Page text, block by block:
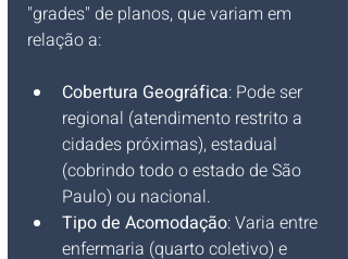
"grades" de planos, que variam em
relação a:
Cobertura Geográfica: Pode ser
regional (atendimento restrito a
cidades próximas), estadual
(cobrindo todo o estado de São
Paulo) ou nacional.
Tipo de Acomodação: Varia entre
enfermaria (quarto coletivo) e